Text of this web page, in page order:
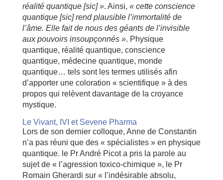
réalité quantique [sic] ». Ainsi, « cette conscience
quantique [sic] rend plausible l’immortalité de
l’âme. Elle fait de nous des géants de l’invisible
aux pouvoirs insoupçonnés ». Physique
quantique, réalité quantique, conscience
quantique, médecine quantique, monde
quantique… tels sont les termes utilisés afin
d’apporter une coloration « scientifique » à des
propos qui relèvent davantage de la croyance
mystique.
Le Vivant, IVI et Sevene Pharma
Lors de son dernier colloque, Anne de Constantin
n’a pas réuni que des « spécialistes » en physique
quantique. le Pr André Picot a pris la parole au
sujet de « l’agression toxico-chimique », le Pr
Romain Gherardi sur « l’indésirable absolu,